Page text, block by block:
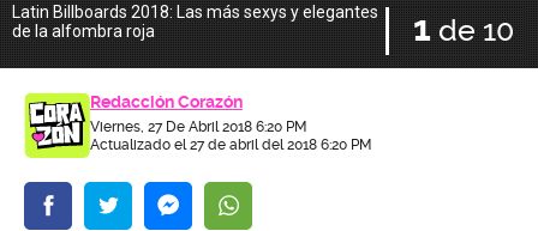
Latin Billboards 2018: Las más sexys y elegantes
de la alfombra roja
1 de 10
Redacción Corazón
Viernes, 27 De Abril 2018 6:20 PM
Actualizado el 27 de abril del 2018 6:20 PM